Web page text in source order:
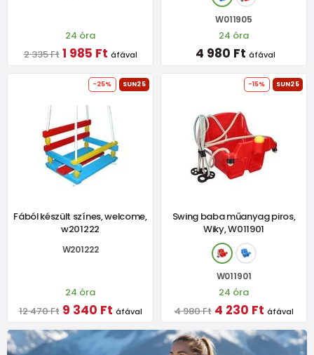
24 óra
2 335 Ft 1 985 Ft áfával
W011905
24 óra
4 980 Ft áfával
-25% SUN25
Fából készült színes, welcome,
w201222
W201222
24 óra
12 470 Ft 9 340 Ft áfával
-15% SUN25
Swing baba műanyag piros,
Wiky, W011901
W011901
24 óra
4 980 Ft 4 230 Ft áfával